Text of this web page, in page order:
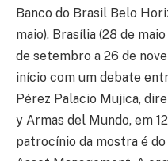
Banco do Brasil Belo
maio), Brasília (28 de
de setembro a 26 de
início com um debate
Pérez Palacio Mujica,
y Armas del Mundo, em
patrocínio da mostra é